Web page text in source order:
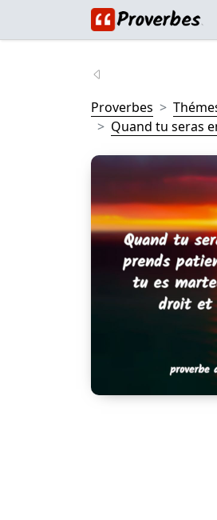
Proverbes
Quand tu seras